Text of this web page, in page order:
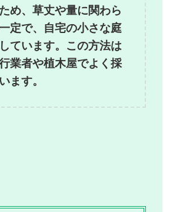
め、草丈や量に関わら
定で、自宅の小さな庭
ています。この方法は
業者や植木屋でよく採
ます。